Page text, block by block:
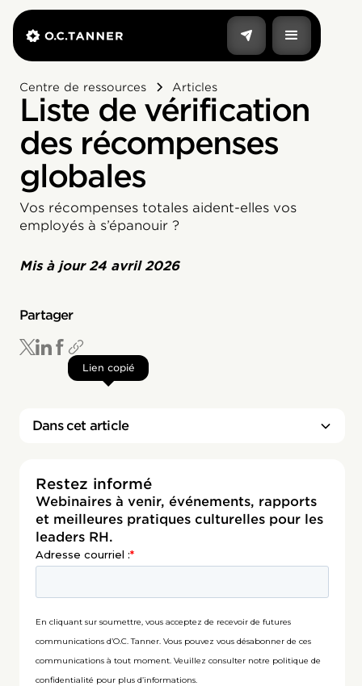
Centre de ressources Articles
Liste de vérification
des récompenses
globales
Vos récompenses totales aident-elles vos
employés à s’épanouir ?
Mis à jour 24 avril 2026
Partager
Lien copié
Dans cet article
Restez informé
Webinaires à venir, événements, rapports
et meilleures pratiques culturelles pour les
leaders RH.